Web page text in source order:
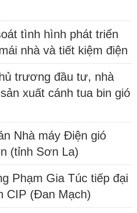
tình hình phát triển
nhà và tiết kiệm điện
trương đầu tư, nhà
xuất cánh tua bin gió
Nhà máy Điện gió
(tỉnh Sơn La)
Phạm Gia Túc tiếp đại
CIP (Đan Mạch)